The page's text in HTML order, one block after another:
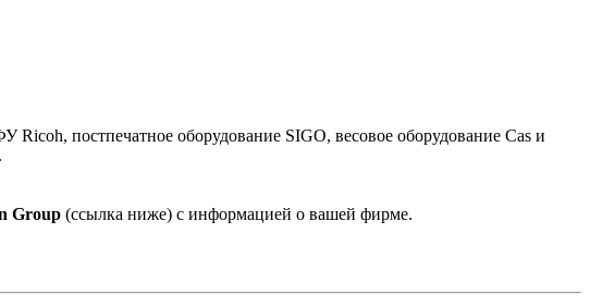
постпечатное оборудование SIGO, весовое оборудование Cas и
Group (ссылка ниже) с информацией о вашей фирме.